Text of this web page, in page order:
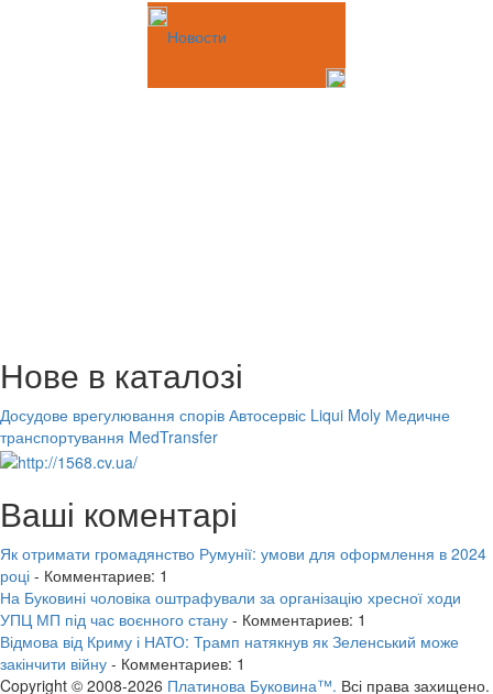
Новости
Нове в каталозі
Досудове врегулювання спорів Автосервіс Liqui Moly Медичне
транспортування MedTransfer
Ваші коментарі
Як отримати громадянство Румунії: умови для оформлення в 2024
році - Комментариев: 1
На Буковині чоловіка оштрафували за організацію хресної ходи
УПЦ МП під час воєнного стану - Комментариев: 1
Відмова від Криму і НАТО: Трамп натякнув як Зеленський може
закінчити війну - Комментариев: 1
Copyright © 2008-2026 Платинова Буковина™. Всі права захищено.